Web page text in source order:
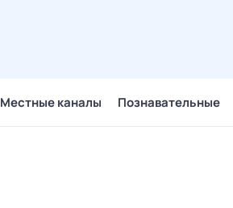
Местные каналы Познавательные